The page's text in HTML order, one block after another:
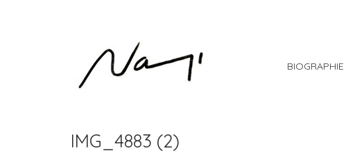
BIOGRAPHIE
IMG_4883 (2)